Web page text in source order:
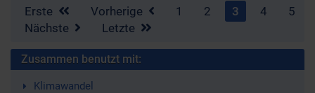
Erste Vorherige 1 2 3 4
5
Nächste
Letzte
Zusammen benutzt mit:
Klimawandel